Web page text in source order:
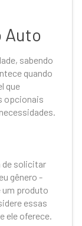
Auto
sabendo
quando
que
opcionais
de solicitar
gênero -
um produto
essas
ele oferece.